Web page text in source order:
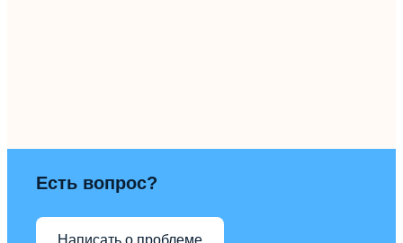
Есть вопрос?